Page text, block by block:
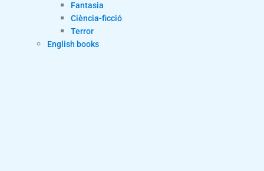
Fantasia
Ciència-ficció
Terror
English books